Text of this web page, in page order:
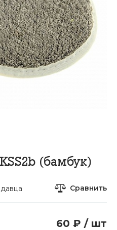
(бамбук)
Сравнить
60 ₽ / шт